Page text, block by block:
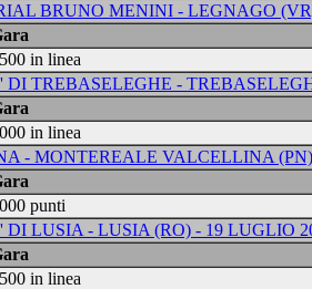
BRUNO MENINI - LEGNAGO
in linea
DI TREBASELEGHE -
in linea
- MONTEREALE VALCELLINA
punti
DI LUSIA - LUSIA (RO) - 19 LUGLIO
in linea